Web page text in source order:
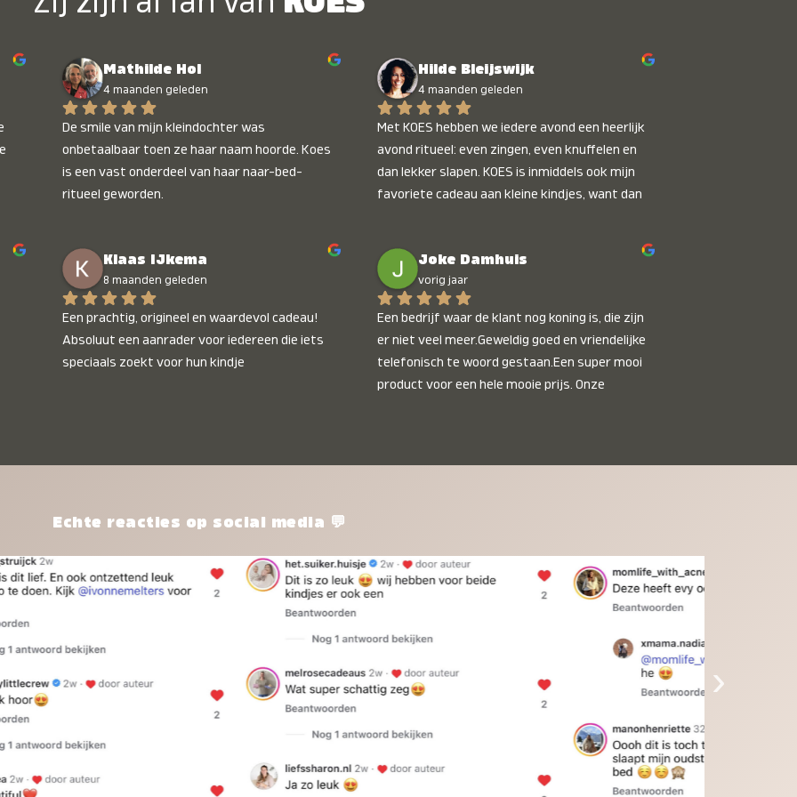
Mathilde Hol
4 maanden geleden
De smile van mijn kleindochter was
onbetaalbaar toen ze haar naam hoorde. Koes
is een vast onderdeel van haar naar-bed-
ritueel geworden.
Hilde Bleijswijk
4 maanden geleden
Met KOES hebben we iedere avond een heerlijk
avond ritueel: even zingen, even knuffelen en
dan lekker slapen. KOES is inmiddels ook mijn
favoriete cadeau aan kleine kindjes, want dan
onbetaalbaar :)
Klaas IJkema
8 maanden geleden
Een prachtig, origineel en waardevol cadeau!
Absoluut een aanrader voor iedereen die iets
speciaals zoekt voor hun kindje
Joke Damhuis
vorig jaar
Een bedrijf waar de klant nog koning is, die zijn
er niet veel meer.Geweldig goed en vriendelijke
telefonisch te woord gestaan.Een super mooi
product voor een hele mooie prijs. Onze
twijfelen gewoon doen, het is het waard.
Echte reacties op social media 💬
›